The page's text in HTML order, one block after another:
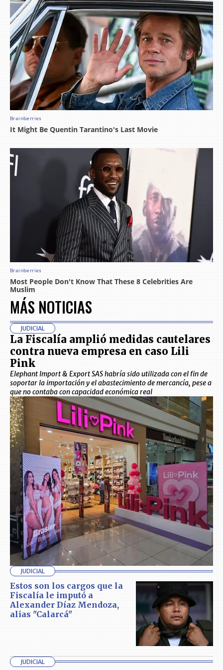
MÁS NOTICIAS
JUDICIAL
La Fiscalía amplió medidas cautelares
contra nueva empresa en caso Lili
Pink
Elephant Import & Export SAS habría sido utilizada con el fin de
soportar la importación y el abastecimiento de mercancía, pese a
que no contaba con capacidad económica real
JUDICIAL
Estos son los cargos que la
Fiscalía le imputó a
Alexander Díaz Mendoza,
alias "Calarcá"
JUDICIAL